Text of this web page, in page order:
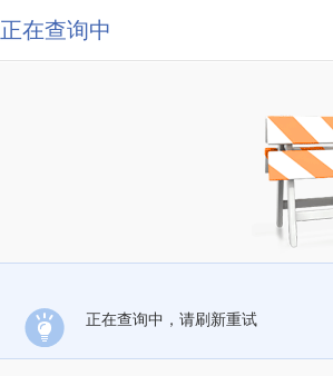
正在查询中
正在查询中，请刷新重试